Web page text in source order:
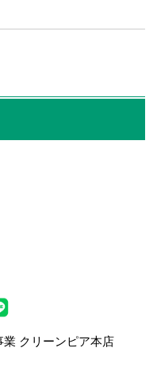
クリーンピア本店